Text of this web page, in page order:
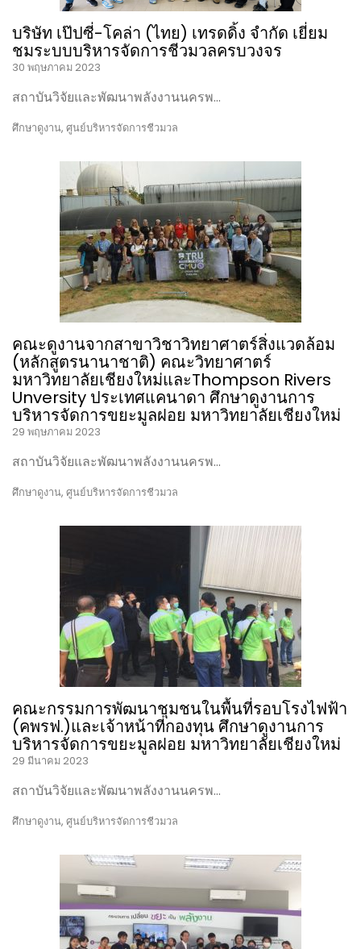
บริษัท เป๊ปซี่-โคล่า (ไทย) เทรดดิ้ง จำกัด เยี่ยม
ชมระบบบริหารจัดการชีวมวลครบวงจร
30 พฤษภาคม 2023
สถาบันวิจัยและพัฒนาพลังงานนครพ…
ศึกษาดูงาน, ศูนย์บริหารจัดการชีวมวล
คณะดูงานจากสาขาวิชาวิทยาศาตร์สิ่งแวดล้อม
(หลักสูตรนานาชาติ) คณะวิทยาศาตร์
มหาวิทยาลัยเชียงใหม่และThompson Rivers
Unversity ประเทศแคนาดา ศึกษาดูงานการ
บริหารจัดการขยะมูลฝอย มหาวิทยาลัยเชียงใหม่
29 พฤษภาคม 2023
สถาบันวิจัยและพัฒนาพลังงานนครพ…
ศึกษาดูงาน, ศูนย์บริหารจัดการชีวมวล
คณะกรรมการพัฒนาชุมชนในพื้นที่รอบโรงไฟฟ้า
(คพรฟ.)และเจ้าหน้าที่กองทุน ศึกษาดูงานการ
บริหารจัดการขยะมูลฝอย มหาวิทยาลัยเชียงใหม่
29 มีนาคม 2023
สถาบันวิจัยและพัฒนาพลังงานนครพ…
ศึกษาดูงาน, ศูนย์บริหารจัดการชีวมวล